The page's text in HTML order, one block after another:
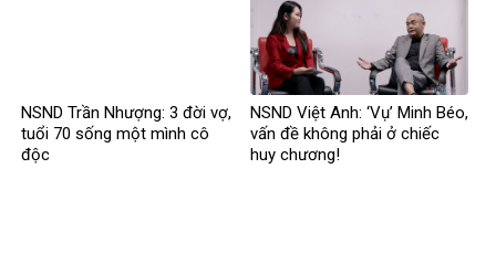
NSND Trần Nhượng: 3 đời vợ,
tuổi 70 sống một mình cô
độc
NSND Việt Anh: ‘Vụ’ Minh Béo,
vấn đề không phải ở chiếc
huy chương!